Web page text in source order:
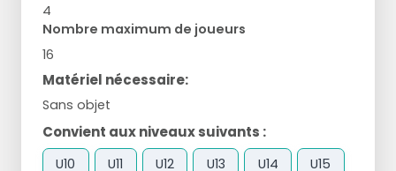
4
Nombre maximum de joueurs
16
Matériel nécessaire:
Sans objet
Convient aux niveaux suivants :
U10 U11 U12 U13 U14 U15